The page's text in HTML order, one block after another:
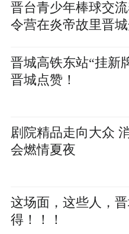
晋台青少年棒球交流
令营在炎帝故里晋
晋城高铁东站“挂新
晋城点赞！
剧院精品走向大众
会燃情夏夜
这场面，这些人，
得！！！